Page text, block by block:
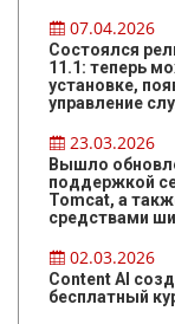
07.04.2026
Состоялся
11.1: теперь
установке,
управление
23.03.2026
Вышло
поддержкой
Tomcat, а
средствами
02.03.2026
Content AI
бесплатный